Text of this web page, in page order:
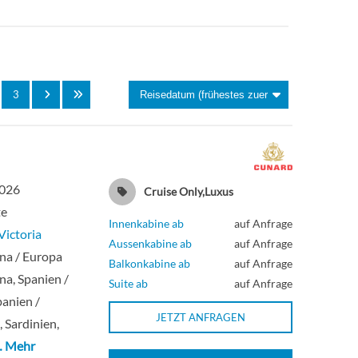
Deck 6 Innenkabine
Innenkabine
Innenkabine
Deck 6
Innenkabine
3
/ Europa
Spanien /
/
Sardinien,
Mehr
Cruise Only,Luxus
Innenkabine ab
auf Anfrage
Aussenkabine ab
auf Anfrage
Balkonkabine ab
auf Anfrage
Suite ab
auf Anfrage
JETZT ANFRAGEN